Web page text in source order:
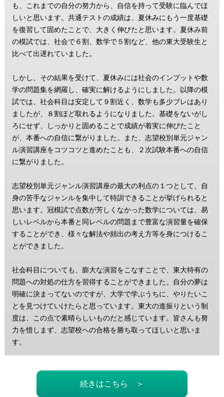
も、これまでの自分の努力から、自信を持って受験に臨んでほ
しいと思います。共通テストの成績は、夏休みにもう一度基礎
を復習して固めたことで、大きく伸びたと思います。夏休み前
の模試では、社会で６割、数学で５割など、他の東大受験生と
比べて出遅れていました。
しかし、その結果を受けて、夏休みには社会のインプットや数
学の問題集を網羅し、確実に解けるようにしました。以降の模
試では、社会科目は安定して９割近く、数学も多少ブレはあり
ましたが、８割ほど取れるようになりました。基礎をないがし
ろにせず、しっかりと固めることで成績が着実に伸びたこと
が、本番への自信に繋がりました。また、志望校別単元ジャン
ル演習講座をコツコツと進めたことも、２次試験本番への自信
に繋がりました。
志望校別単元ジャンル演習講座の最大の利点の１つとして、自
身の苦手なジャンルを集中して特訓できることが挙げられると
思います。冠模試で点数が芳しくなかった数学については、易
しいレベルから本番と同レベルの問題まで豊富な演習量を確保
することができ、様々な解法や頻出の考え方等を身につけるこ
とができました。
社会科目についても、膨大な演習をこなすことで、東大特有の
問題への対処の仕方を習得することができました。自分の夢は
明確に決まってないのですが、大学で学ぶうちに、やりたいこ
とを見つけていけたらと思っています。東大の進振りという制
度は、この点で素晴らしいものだと感じています。皆さんも努
力を惜しまず、志望校への合格を勝ち取ってほしいと思いま
す。
続きはこちら ＞